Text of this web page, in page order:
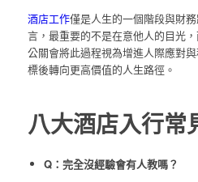
酒店工作僅是人生的一個階段與財
言，最重要的不是在意他人的目光
公關會將此過程視為增進人際應對
標後轉向更高價值的人生路徑。
八大酒店入行常
Q：完全沒經驗會有人教嗎？